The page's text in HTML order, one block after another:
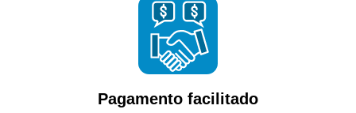
Pagamento facilitado